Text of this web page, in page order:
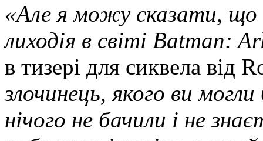
«Але я можу сказати, що
лиходія в світі Batman:
в тизері для сиквела від
злочинець, якого ви
нічого не бачили і не